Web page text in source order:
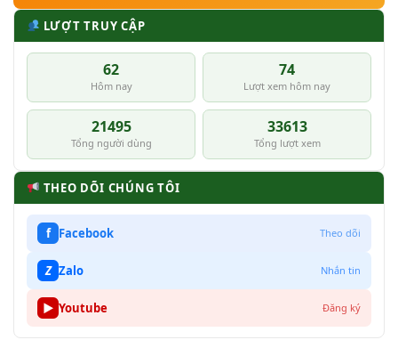
LƯỢT TRUY CẬP
62
Hôm nay
74
Lượt xem hôm nay
21495
Tổng người dùng
33613
Tổng lượt xem
THEO DÕI CHÚNG TÔI
f Facebook Theo dõi
Z Zalo Nhắn tin
▶ Youtube Đăng ký